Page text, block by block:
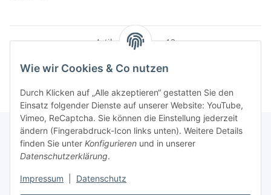
Wie wir Cookies & Co nutzen
Durch Klicken auf „Alle akzeptieren“ gestatten Sie den
Einsatz folgender Dienste auf unserer Website: YouTube,
Vimeo, ReCaptcha. Sie können die Einstellung jederzeit
ändern (Fingerabdruck-Icon links unten). Weitere Details
finden Sie unter Konfigurieren und in unserer
Datenschutzerklärung.
Impressum Datenschutz
Artikel 1 - 13 von 13
Informationen